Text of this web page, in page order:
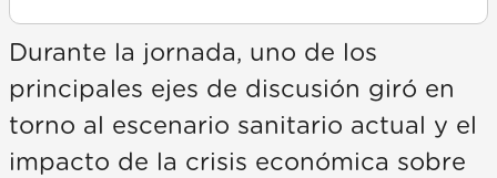
Durante la jornada, uno de los
principales ejes de discusión giró en
torno al escenario sanitario actual y el
impacto de la crisis económica sobre